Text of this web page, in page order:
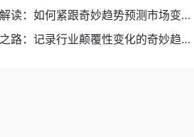
读：如何紧跟奇妙趋势预测市场变
路：记录行业颠覆性变化的奇妙趋势